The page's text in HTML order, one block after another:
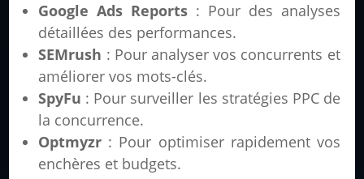
Google Ads Reports : Pour des analyses
détaillées des performances.
SEMrush : Pour analyser vos concurrents et
améliorer vos mots-clés.
SpyFu : Pour surveiller les stratégies PPC de
la concurrence.
Optmyzr : Pour optimiser rapidement vos
enchères et budgets.